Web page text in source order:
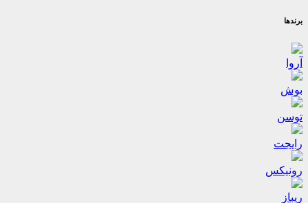
برندها
آروا
بوش
توسن
رایجت
رونیکس
ریباز